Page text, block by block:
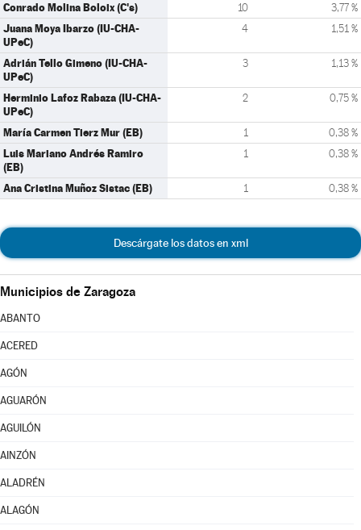
Conrado Molina Boloix (C's) 10 3,77 %
Juana Moya Ibarzo (IU-CHA-
UPeC)
4 1,51 %
Adrián Tello Gimeno (IU-CHA-
UPeC)
3 1,13 %
Herminio Lafoz Rabaza (IU-CHA-
UPeC)
2 0,75 %
María Carmen Tierz Mur (EB) 1 0,38 %
Luis Mariano Andrés Ramiro
(EB)
1 0,38 %
Ana Cristina Muñoz Sistac (EB) 1 0,38 %
Descárgate los datos en xml
Municipios de Zaragoza
ABANTO
ACERED
AGÓN
AGUARÓN
AGUILÓN
AINZÓN
ALADRÉN
ALAGÓN